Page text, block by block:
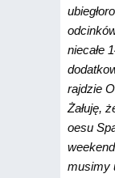
niecałe
rajdzie
Żałuję,
oesu
musimy